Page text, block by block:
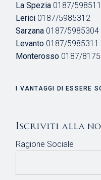
La Spezia 0187/
Lerici 0187/5985312
Sarzana 0187/5985304
Levanto 0187/5985311
Monterosso 0187/
I VANTAGGI DI ESSERE
Iscriviti alla
Ragione Sociale